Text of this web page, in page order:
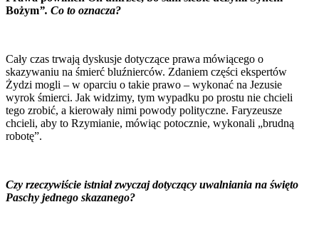
Bożym”. Co to oznacza?
Cały czas trwają dyskusje dotyczące prawa mówiącego o
skazywaniu na śmierć bluźnierców. Zdaniem części ekspertów
Żydzi mogli – w oparciu o takie prawo – wykonać na Jezusie
wyrok śmierci. Jak widzimy, tym wypadku po prostu nie chcieli
tego zrobić, a kierowały nimi powody polityczne. Faryzeusze
chcieli, aby to Rzymianie, mówiąc potocznie, wykonali „brudną
robotę”.
Czy rzeczywiście istniał zwyczaj dotyczący uwalniania na święto
Paschy jednego skazanego?